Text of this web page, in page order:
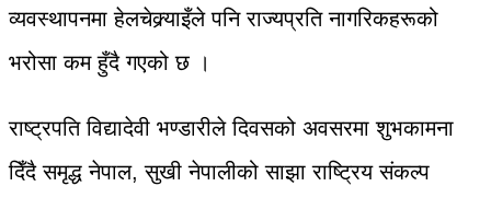
व्यवस्थापनमा हेलचेक्र्याइँले पनि राज्यप्रति नागरिकहरूको
भरोसा कम हुँदै गएको छ ।
राष्ट्रपति विद्यादेवी भण्डारीले दिवसको अवसरमा शुभकामना
दिँदै समृद्ध नेपाल, सुखी नेपालीको साझा राष्ट्रिय संकल्प